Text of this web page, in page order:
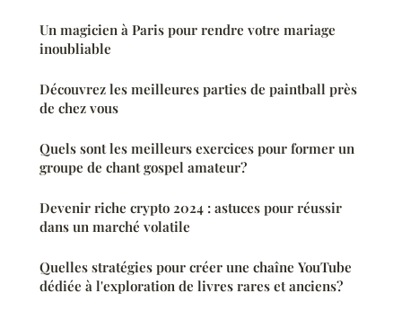
Un magicien à Paris pour rendre votre mariage
inoubliable
Découvrez les meilleures parties de paintball près
de chez vous
Quels sont les meilleurs exercices pour former un
groupe de chant gospel amateur?
Devenir riche crypto 2024 : astuces pour réussir
dans un marché volatile
Quelles stratégies pour créer une chaîne YouTube
dédiée à l'exploration de livres rares et anciens?